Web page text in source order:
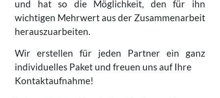
und hat so die Möglichkeit, den für ihn
wichtigen Mehrwert aus der Zusammenarbeit
herauszuarbeiten.
Wir erstellen für jeden Partner ein ganz
individuelles Paket und freuen uns auf Ihre
Kontaktaufnahme!